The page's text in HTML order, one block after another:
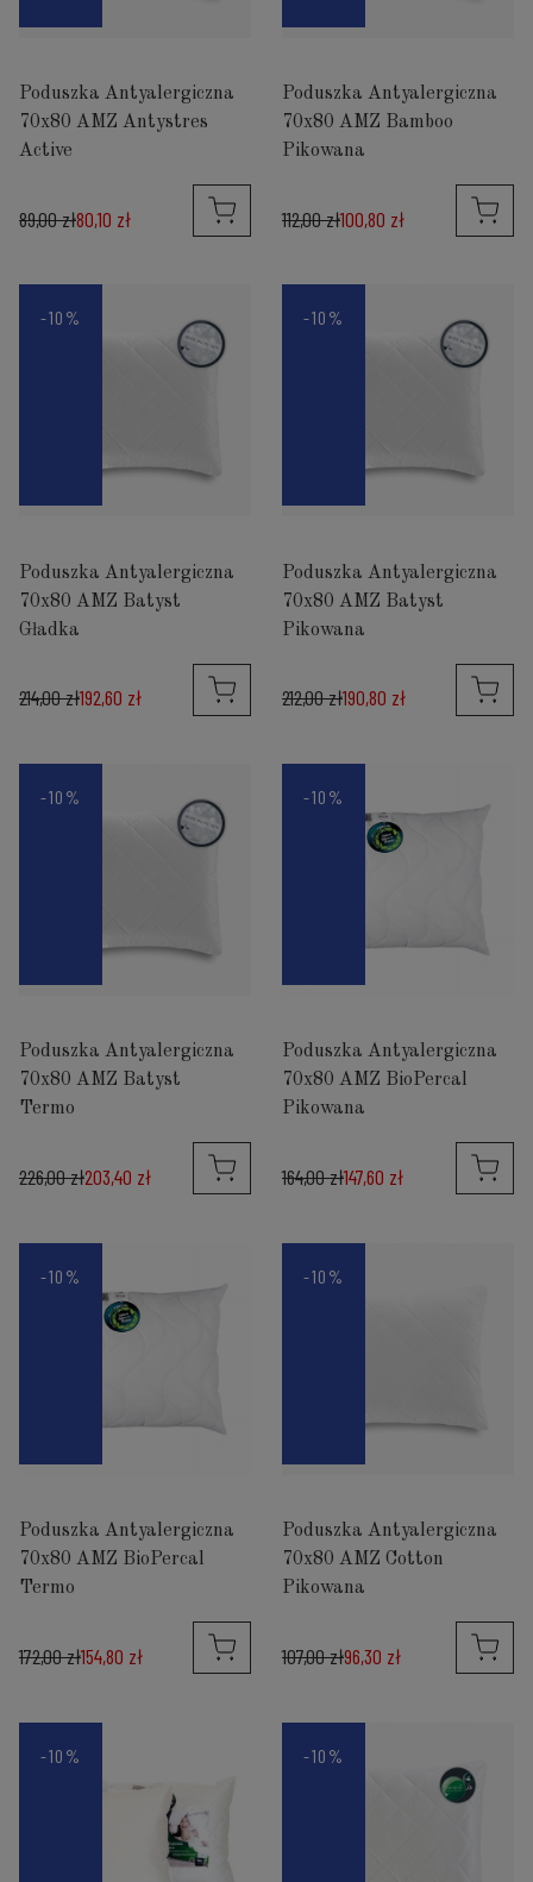
Poduszka Antyalergiczna
70x80 AMZ Antystres
Active
80,10 zł
89,00 zł
Poduszka Antyalergiczna
70x80 AMZ Bamboo
Pikowana
100,80 zł
112,00 zł
-10%
Poduszka Antyalergiczna
70x80 AMZ Batyst
Gładka
192,60 zł
214,00 zł
-10%
Poduszka Antyalergiczna
70x80 AMZ Batyst
Pikowana
190,80 zł
212,00 zł
-10%
Poduszka Antyalergiczna
70x80 AMZ Batyst
Termo
203,40 zł
226,00 zł
-10%
Poduszka Antyalergiczna
70x80 AMZ BioPercal
Pikowana
147,60 zł
164,00 zł
-10%
Poduszka Antyalergiczna
70x80 AMZ BioPercal
Termo
154,80 zł
172,00 zł
-10%
Poduszka Antyalergiczna
70x80 AMZ Cotton
Pikowana
96,30 zł
107,00 zł
-10% -10%